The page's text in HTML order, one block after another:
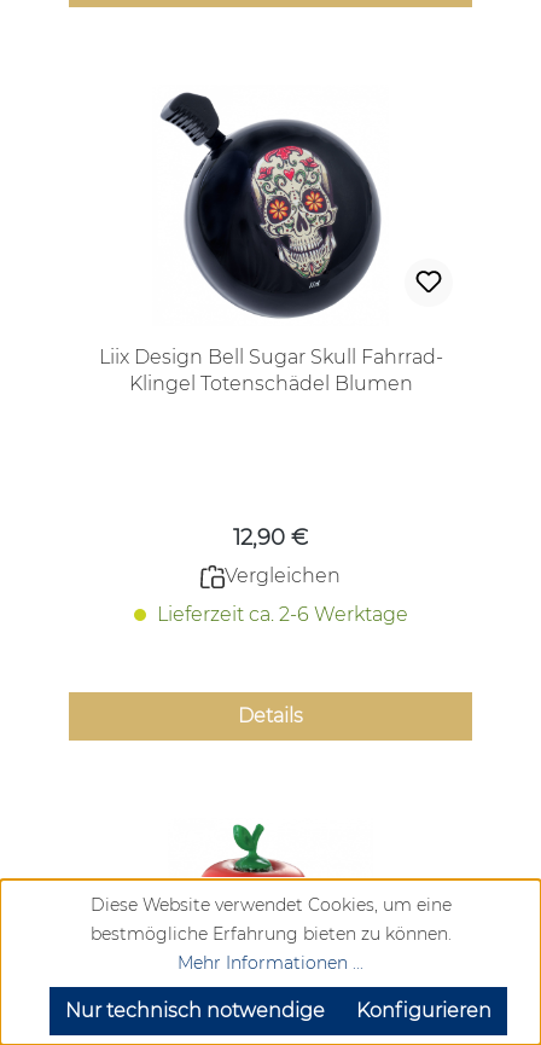
Liix Design Bell Sugar Skull Fahrrad-
Klingel Totenschädel Blumen
12,90 €
Vergleichen
Lieferzeit ca. 2-6 Werktage
Details
Diese Website verwendet Cookies, um eine
bestmögliche Erfahrung bieten zu können.
Mehr Informationen ...
Nur technisch notwendige Konfigurieren
SEHR GUT (4.72 / 5)
aus904Bewertungen bei: google.com, trustedshops.de, shopvote.de ⓘ
Informationen zur Echtheit der Bewertungen